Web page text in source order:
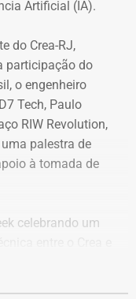
também foi
Defesa Civil de
teve a
às 18 horas.
Artificial (IA).
do Crea-RJ,
participação do
o engenheiro
Tech, Paulo
RIW Revolution,
palestra de
à tomada de
celebrando um
valor do mundo
de